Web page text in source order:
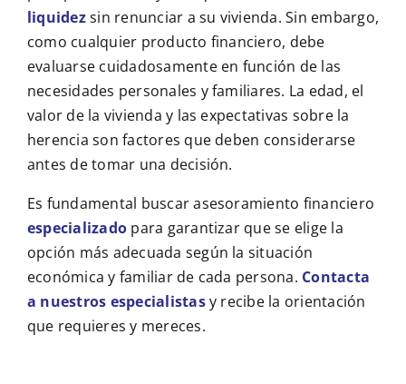
liquidezsin renunciar a su vivienda. Sin embargo,
como cualquier producto financiero, debe
evaluarse cuidadosamente en función de las
necesidades personales y familiares. La edad, el
valor de la vivienda y las expectativas sobre la
herencia son factores que deben considerarse
antes de tomar una decisión.
Es fundamental buscar asesoramiento financiero
especializado para garantizar que se elige la
opción más adecuada según la situación
económica y familiar de cada persona. Contacta
a nuestros especialistasy recibe la orientación
que requieres y mereces.